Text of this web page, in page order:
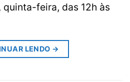
quinta-feira, das 12h às
LENDO →